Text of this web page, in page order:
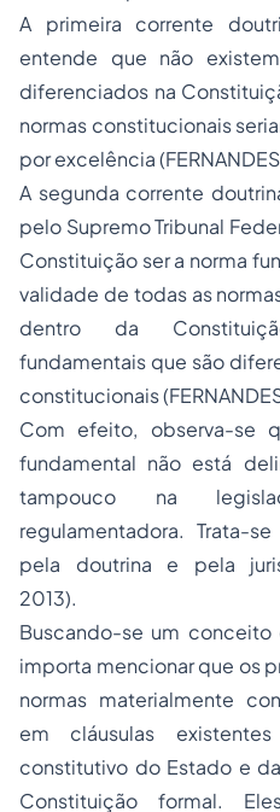
A primeira corrente
entende que não
diferenciados na
normas constitucionais
por excelência
A segunda corrente
pelo Supremo Tribunal
Constituição ser a norma
validade de todas as
dentro da
fundamentais que são
constitucionais
Com efeito, observa-se
fundamental não está
tampouco na
regulamentadora. Trata-
pela doutrina e pela
2013).
Buscando-se um
importa mencionar que os
normas materialmente
em cláusulas
constitutivo do Estado e
Constituição formal.